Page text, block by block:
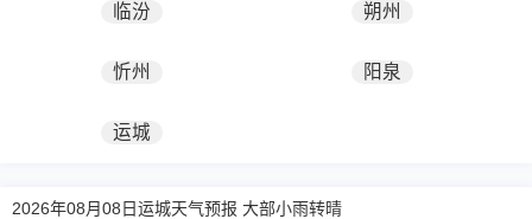
临汾 朔州
忻州 阳泉
运城
2026年08月08日运城天气预报 大部小雨转晴